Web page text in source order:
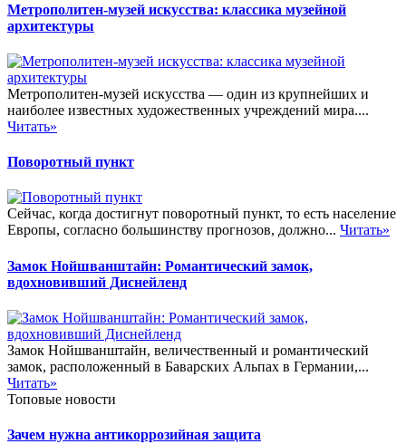
Метрополитен-музей искусства: классика музейной
архитектуры
Метрополитен-музей искусства — один из крупнейших и
наиболее известных художественных учреждений мира....
Читать»
Поворотный пункт
Сейчас, когда достигнут поворотный пункт, то есть население
Европы, согласно большинству прогнозов, должно... Читать»
Замок Нойшванштайн: Романтический замок,
вдохновивший Диснейленд
Замок Нойшванштайн, величественный и романтический
замок, расположенный в Баварских Альпах в Германии,...
Читать»
Топовые новости
Зачем нужна антикоррозийная защита